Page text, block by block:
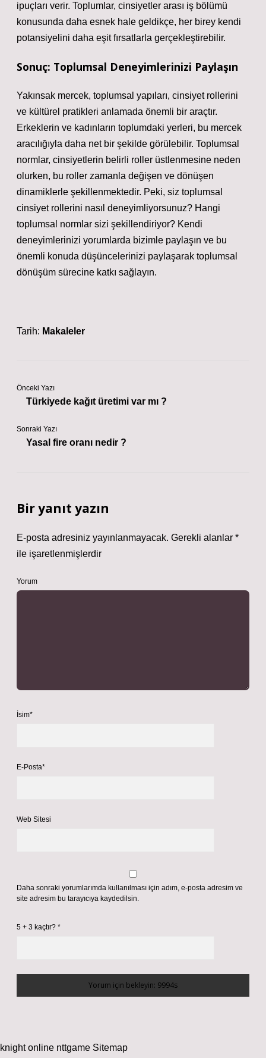
ipuçları verir. Toplumlar, cinsiyetler arası iş bölümü
konusunda daha esnek hale geldikçe, her birey kendi
potansiyelini daha eşit fırsatlarla gerçekleştirebilir.
Sonuç: Toplumsal Deneyimlerinizi Paylaşın
Yakınsak mercek, toplumsal yapıları, cinsiyet rollerini
ve kültürel pratikleri anlamada önemli bir araçtır.
Erkeklerin ve kadınların toplumdaki yerleri, bu mercek
aracılığıyla daha net bir şekilde görülebilir. Toplumsal
normlar, cinsiyetlerin belirli roller üstlenmesine neden
olurken, bu roller zamanla değişen ve dönüşen
dinamiklerle şekillenmektedir. Peki, siz toplumsal
cinsiyet rollerini nasıl deneyimliyorsunuz? Hangi
toplumsal normlar sizi şekillendiriyor? Kendi
deneyimlerinizi yorumlarda bizimle paylaşın ve bu
önemli konuda düşüncelerinizi paylaşarak toplumsal
dönüşüm sürecine katkı sağlayın.
Tarih: Makaleler
Önceki Yazı
Türkiyede kağıt üretimi var mı ?
Sonraki Yazı
Yasal fire oranı nedir ?
Bir yanıt yazın
E-posta adresiniz yayınlanmayacak. Gerekli alanlar *
ile işaretlenmişlerdir
Yorum
İsim*
E-Posta*
Web Sitesi
Daha sonraki yorumlarımda kullanılması için adım, e-posta adresim ve
site adresim bu tarayıcıya kaydedilsin.
5 + 3 kaçtır? *
knight online nttgame Sitemap